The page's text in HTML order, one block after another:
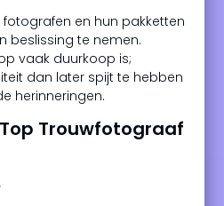
fotografen en hun pakketten
beslissing te nemen.
vaak duurkoop is;
dan later spijt te hebben
herinneringen.
Trouwfotograaf